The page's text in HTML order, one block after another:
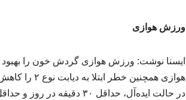
ورزش هوازی
ایسنا نوشت: ورزش هوازی گردش خون را
هوازی
در حالت ایده‌آل، حداقل ۳۰ دقیقه در روز و حداقل پنج روز در هفته توصیه می‌شود.